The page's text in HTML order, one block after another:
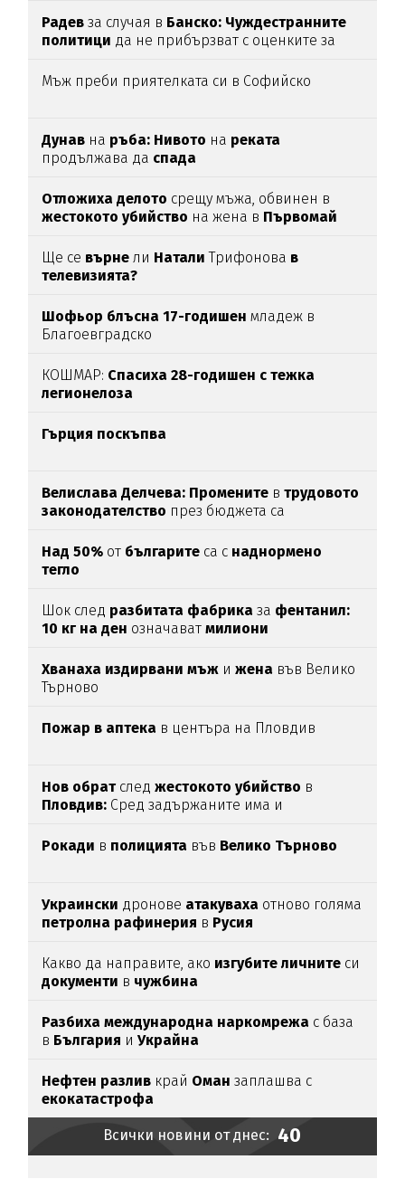
Радевза случая в Банско: Чуждестранните
политици да не прибързват с оценките за
Мъж преби приятелката си в Софийско
Дунав на ръба: Нивото на реката
продължава да спада
Отложиха делото срещу мъжа, обвинен в
жестокото убийство на жена в Първомай
Ще се върне ли НаталиТрифонова в
телевизията?
Шофьор блъсна 17-годишенмладеж в
Благоевградско
КОШМАР: Спасиха 28-годишен с тежка
легионелоза
Гърция поскъпва
Велислава Делчева: Промените втрудовото
законодателство през бюджета са
Над 50% от българите са с наднормено
тегло
Шок след разбитата фабрика за фентанил:
10 кг на ден означават милиони
Хванаха издирвани мъж ижена във Велико
Търново
Пожар в аптека в центъра на Пловдив
Нов обрат следжестокото убийство в
Пловдив: Сред задържаните има и
Рокади в полицията във Велико Търново
Украински дронове атакуваха отново голяма
петролна рафинерия в Русия
Какво да направите, ако изгубите личните си
документи в чужбина
Разбиха международна наркомрежа с база
в България иУкрайна
Нефтен разлив край Оманзаплашва с
екокатастрофа
Всички новини от днес: 40